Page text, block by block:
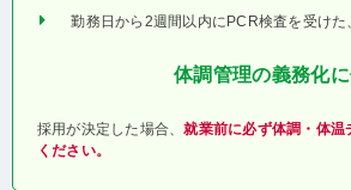
勤務日から2週間以内にPCR検査を受け
体調管理の義務化
採用が決定した場合、就業前に必ず体調・体
ください。